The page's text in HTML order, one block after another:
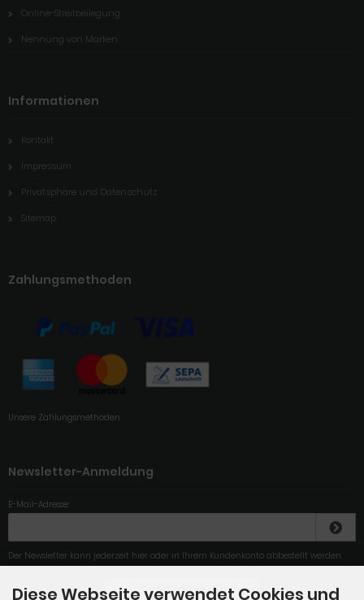
Online-Streitbeilegung
Nennung von Marken
Informationen
Kontakt
Impressum
Privatsphäre und Datenschutz
Sitemap
Zahlungsmethoden
Unsere Zahlungsmethoden
Newsletter-Anmeldung
E-Mail-Adresse:
Der Newsletter kann jederzeit hier oder in Ihrem Kundenkonto abbestellt werden.
Diese Webseite verwendet Cookies und